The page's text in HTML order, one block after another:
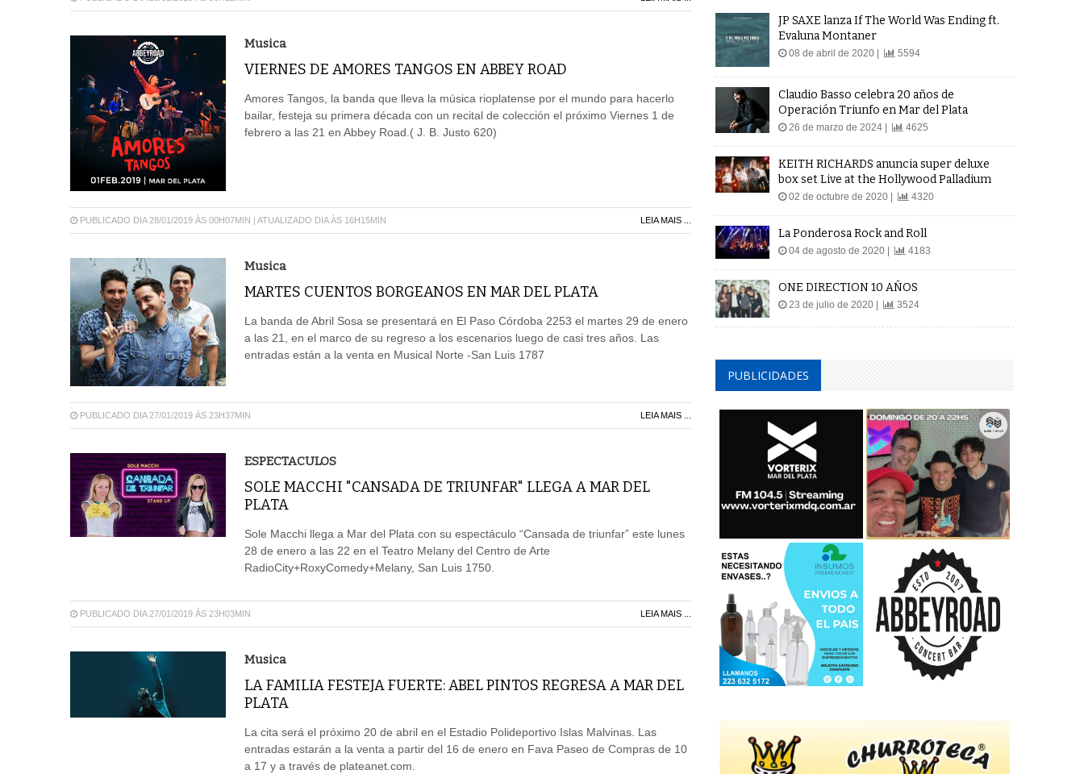
Musica
VIERNES DE AMORES TANGOS EN ABBEY ROAD
Amores Tangos, la banda que lleva la música rioplatense por el mundo para hacerlo
bailar, festeja su primera década con un recital de colección el próximo Viernes 1 de
febrero a las 21 en Abbey Road.( J. B. Justo 620)
PUBLICADO DIA 28/01/2019 ÀS 00H07MIN | ATUALIZADO DIA ÀS 16H15MIN LEIA MAIS ...
Musica
MARTES CUENTOS BORGEANOS EN MAR DEL PLATA
La banda de Abril Sosa se presentará en El Paso Córdoba 2253 el martes 29 de enero
a las 21, en el marco de su regreso a los escenarios luego de casi tres años. Las
entradas están a la venta en Musical Norte -San Luis 1787
PUBLICADO DIA 27/01/2019 ÀS 23H37MIN LEIA MAIS ...
ESPECTACULOS
SOLE MACCHI "CANSADA DE TRIUNFAR" LLEGA A MAR DEL
PLATA
Sole Macchi llega a Mar del Plata con su espectáculo “Cansada de triunfar” este lunes
28 de enero a las 22 en el Teatro Melany del Centro de Arte
RadioCity+RoxyComedy+Melany, San Luis 1750.
PUBLICADO DIA 27/01/2019 ÀS 23H03MIN LEIA MAIS ...
Musica
LA FAMILIA FESTEJA FUERTE: ABEL PINTOS REGRESA A MAR DEL
PLATA
La cita será el próximo 20 de abril en el Estadio Polideportivo Islas Malvinas. Las
entradas estarán a la venta a partir del 16 de enero en Fava Paseo de Compras de 10
a 17 y a través de plateanet.com.
JP SAXE lanza If The World Was Ending ft.
Evaluna Montaner
08 de abril de 2020 | 5594
Claudio Basso celebra 20 años de
Operación Triunfo en Mar del Plata
26 de marzo de 2024 | 4625
KEITH RICHARDS anuncia super deluxe
box set Live at the Hollywood Palladium
02 de octubre de 2020 | 4320
La Ponderosa Rock and Roll
04 de agosto de 2020 | 4183
ONE DIRECTION 10 AÑOS
23 de julio de 2020 | 3524
PUBLICIDADES